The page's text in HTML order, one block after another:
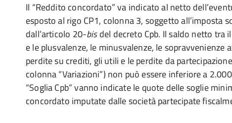
Il “Reddito concordato” va indicato al netto
esposto al rigo CP1, colonna 3, soggetto all’imposta
dall’articolo 20-bisdel decreto Cpb. Il saldo netto tra
e le plusvalenze, le minusvalenze, le sopravvenienze
perdite su crediti, gli utili e le perdite da
colonna “Variazioni”) non può essere inferiore a
“Soglia Cpb” vanno indicate le quote delle soglie
concordato imputate dalle società partecipate